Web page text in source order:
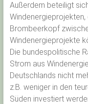
Außerdem beteiligt
Brombeerkopf
Windenergieprojekte
Die bundespolitische
Strom aus
Deutschlands nicht
z.B. weniger in den
Süden investiert